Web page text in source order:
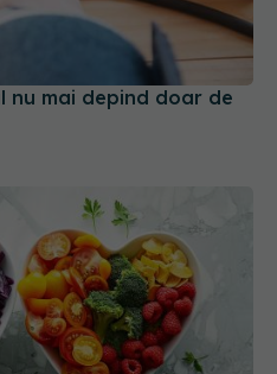
nu mai depind doar de